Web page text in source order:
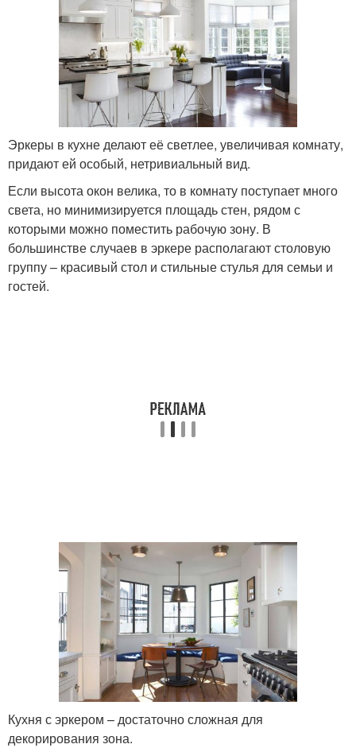
Эркеры в кухне делают её светлее, увеличивая комнату,
придают ей особый, нетривиальный вид.
Если высота окон велика, то в комнату поступает много
света, но минимизируется площадь стен, рядом с
которыми можно поместить рабочую зону. В
большинстве случаев в эркере располагают столовую
группу – красивый стол и стильные стулья для семьи и
гостей.
Кухня с эркером – достаточно сложная для
декорирования зона.